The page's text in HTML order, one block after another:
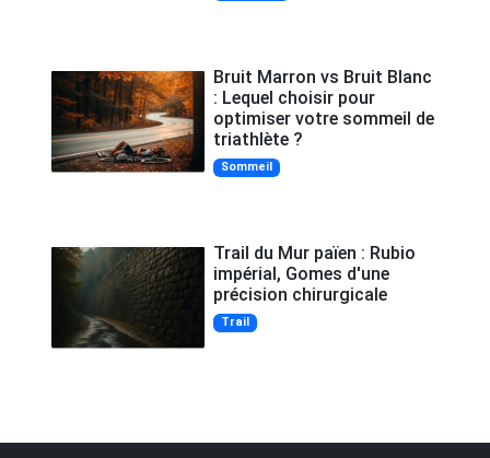
Bruit Marron vs Bruit Blanc
: Lequel choisir pour
optimiser votre sommeil de
triathlète ?
Sommeil
Trail du Mur païen : Rubio
impérial, Gomes d'une
précision chirurgicale
Trail